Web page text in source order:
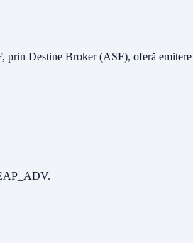
, prin Destine Broker (ASF), oferă emitere
.